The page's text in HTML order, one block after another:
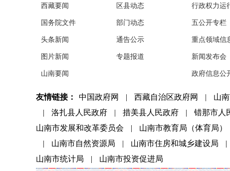
西藏要闻
国务院文件
头条新闻
图片新闻
山南要闻
区县动态
部门动态
通告公示
专题报道
行政权力运
五公开专栏
重点领域信
新闻发布会
政府信息公
友情链接： 中国政府网 | 西藏自治区政府网 | 山
|
洛扎县人民政府 | 措美县人民政府 | 错那市人
山南市发展和改革委员会
| 山南市教育局（体育局）
|
山南市自然资源局 | 山南市住房和城乡建设局 |
山南市统计局
| 山南市投资促进局